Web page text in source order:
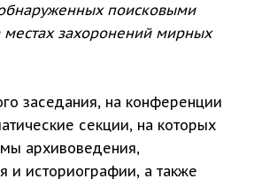
поисковыми
захоронений мирных
заседания, на конференции
секции, на которых
архивоведения,
и историографии, а также